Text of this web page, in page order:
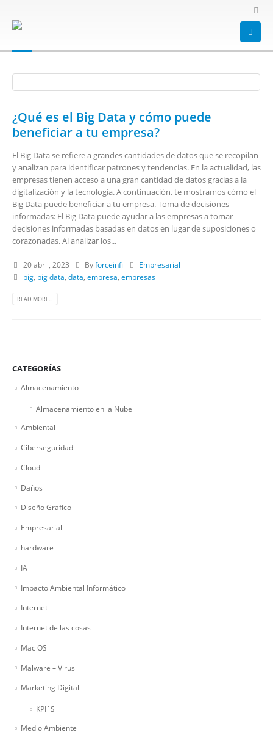
big
¿Qué es el Big Data y cómo puede
beneficiar a tu empresa?
El Big Data se refiere a grandes cantidades de datos que se recopilan
y analizan para identificar patrones y tendencias. En la actualidad, las
empresas tienen acceso a una gran cantidad de datos gracias a la
digitalización y la tecnología. A continuación, te mostramos cómo el
Big Data puede beneficiar a tu empresa. Toma de decisiones
informadas: El Big Data puede ayudar a las empresas a tomar
decisiones informadas basadas en datos en lugar de suposiciones o
corazonadas. Al analizar los...
20 abril, 2023 Byforceinfi
Empresarial
big, big data data empresa empresas
READ MORE...
CATEGORÍAS
Almacenamiento
Almacenamiento en la Nube
Ambiental
Ciberseguridad
Cloud
Daños
Diseño Grafico
Empresarial
hardware
IA
Impacto Ambiental Informático
Internet
Internet de las cosas
Mac OS
Malware – Virus
Marketing Digital
KPI´S
Medio Ambiente